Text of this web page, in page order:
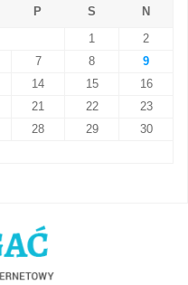
P S
N
1
2
7 8
9
14 15
16
21 22
23
28 29
30